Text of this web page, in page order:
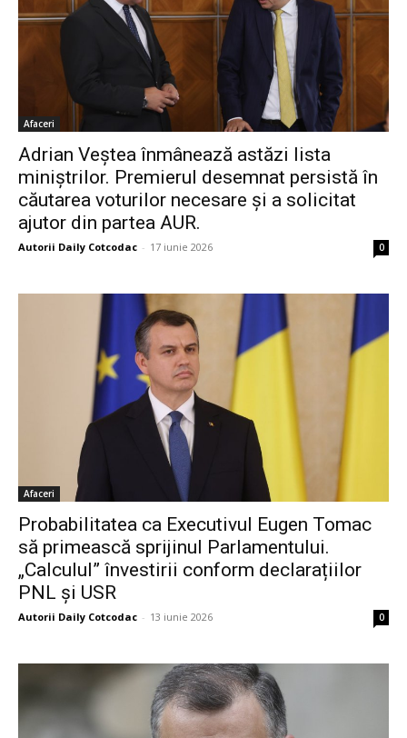
Afaceri
Adrian Veștea înmânează astăzi lista
miniștrilor. Premierul desemnat persistă în
căutarea voturilor necesare și a solicitat
ajutor din partea AUR.
Autorii Daily Cotcodac - 17 iunie 2026 0
Afaceri
Probabilitatea ca Executivul Eugen Tomac
să primească sprijinul Parlamentului.
„Calculul” învestirii conform declarațiilor
PNL și USR
Autorii Daily Cotcodac - 13 iunie 2026 0